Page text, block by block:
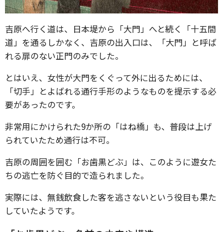
吉原へ行く道は、日本堤から「大門」へと続く「十五間
道」を通るしかなく、吉原の出入口は、「大門」と呼ば
れる扉のない正門のみでした。
とはいえ、女性が大門をくぐって外に出るためには、
「切手」とよばれる通行手形のようなものを提示する必
要があったのです。
非常用にかけられた9か所の「はね橋」も、普段は上げ
られていたため通行は不可。
吉原の周囲を囲む「お歯黒どぶ」は、このように遊女た
ちの逃亡を防ぐ目的で造られました。
実際には、無銭飲食した客を逃さないという役目も果た
していたようです。